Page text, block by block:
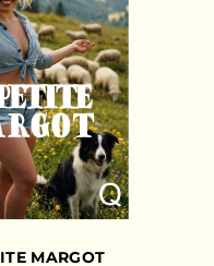
MARGOT